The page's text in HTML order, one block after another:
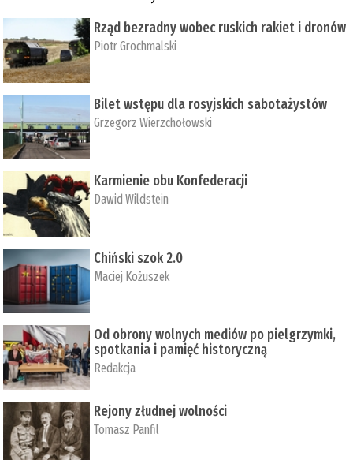
Rząd bezradny wobec ruskich rakiet i dronów
Piotr Grochmalski
Bilet wstępu dla rosyjskich sabotażystów
Grzegorz Wierzchołowski
Karmienie obu Konfederacji
Dawid Wildstein
Chiński szok 2.0
Maciej Kożuszek
Od obrony wolnych mediów po pielgrzymki,
spotkania i pamięć historyczną
Redakcja
Rejony złudnej wolności
Tomasz Panfil